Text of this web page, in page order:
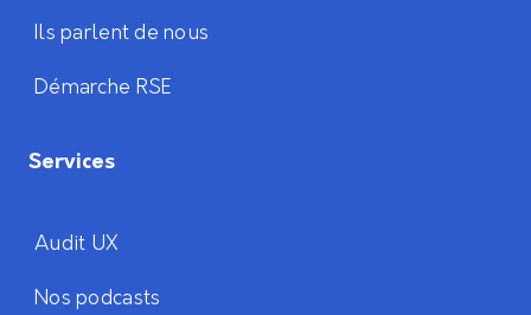
Ils parlent de nous
Démarche RSE
Services
Audit UX
Nos podcasts